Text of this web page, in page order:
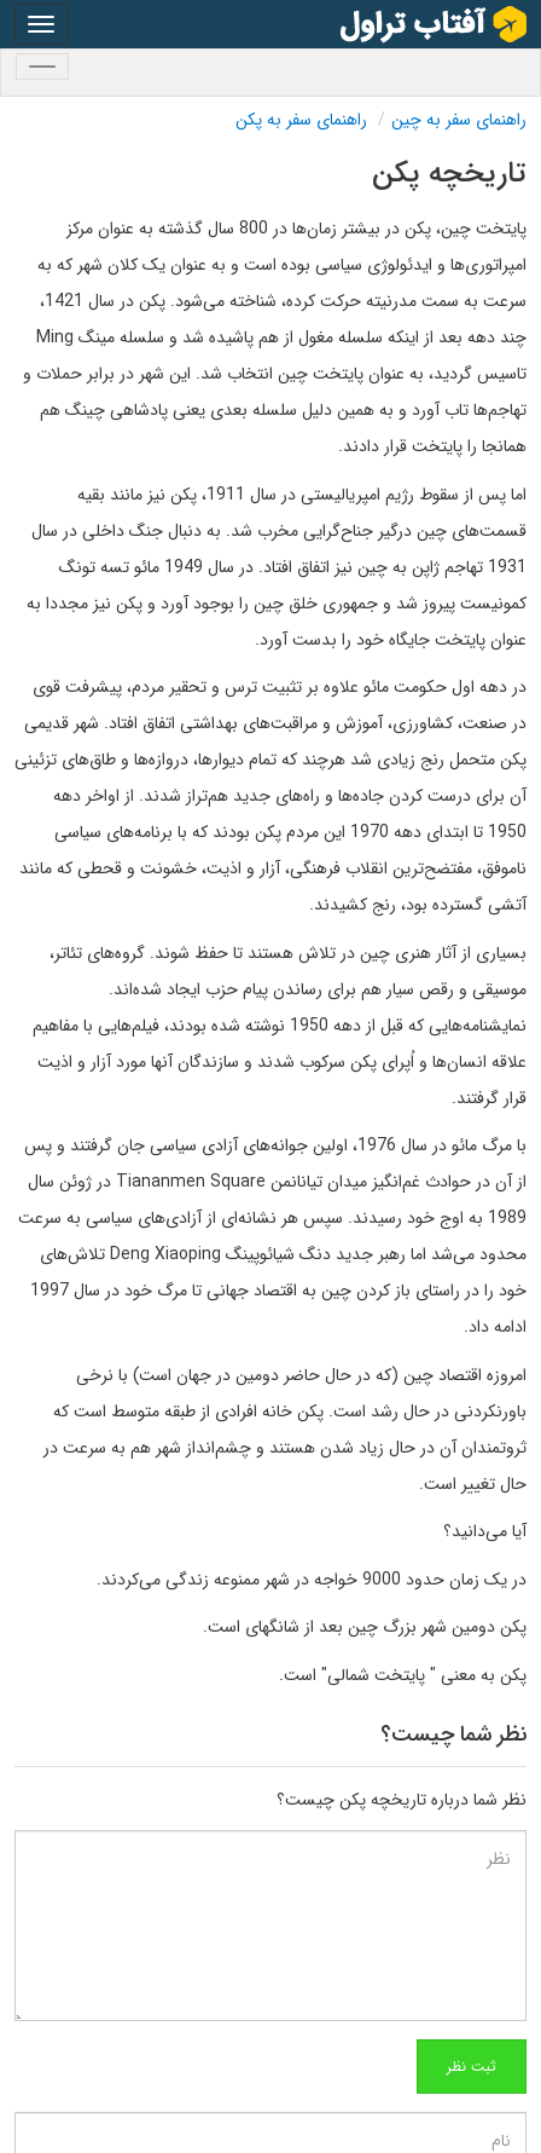
راهنمای سفر به چین راهنمای سفر به پکن
تاریخچه پکن
پایتخت چین، پکن در بیشتر زمان‌ها در 800 سال گذشته به عنوان مرکز
امپراتوری‌ها و ایدئولوژی سیاسی بوده است و به عنوان یک کلان شهر که به
سرعت به سمت مدرنیته حرکت کرده، شناخته می‌شود. پکن در سال 1421،
چند دهه بعد از اینکه سلسله مغول از هم پاشیده شد و سلسله مینگ Ming
تاسیس گردید، به عنوان پایتخت چین انتخاب شد. این شهر در برابر حملات و
تهاجم‌ها تاب آورد و به همین دلیل سلسله بعدی یعنی پادشاهی چینگ هم
همانجا را پایتخت قرار دادند.
اما پس از سقوط رژیم امپریالیستی در سال 1911، پکن نیز مانند بقیه
قسمت‌های چین درگیر جناح‌گرایی مخرب شد. به دنبال جنگ داخلی در سال
1931 تهاجم ژاپن به چین نیز اتفاق افتاد. در سال 1949 مائو تسه تونگ
کمونیست پیروز شد و جمهوری خلق چین را بوجود آورد و پکن نیز مجددا به
عنوان پایتخت جایگاه خود را بدست آورد.
در دهه اول حکومت مائو علاوه بر تثبیت ترس و تحقیر مردم، پیشرفت قوی
در صنعت، کشاورزی، آموزش و مراقبت‌های بهداشتی اتفاق افتاد. شهر قدیمی
پکن متحمل رنج زیادی شد هرچند که تمام دیوارها، دروازه‌ها و طاق‌های تزئینی
آن برای درست کردن جاده‌ها و راه‌های جدید هم‌تراز شدند. از اواخر دهه
1950 تا ابتدای دهه 1970 این مردم پکن بودند که با برنامه‌های سیاسی
ناموفق، مفتضح‌ترین انقلاب فرهنگی، آزار و اذیت، خشونت و قحطی که مانند
آتشی گسترده بود، رنج کشیدند.
بسیاری از آثار هنری چین در تلاش هستند تا حفظ شوند. گروه‌های تئاتر،
موسیقی و رقص سیار هم برای رساندن پیام حزب ایجاد شده‌اند.
نمایشنامه‌هایی که قبل از دهه 1950 نوشته شده بودند، فیلم‌هایی با مفاهیم
علاقه انسان‌ها و اُپرای پکن سرکوب شدند و سازندگان آنها مورد آزار و اذیت
قرار گرفتند.
با مرگ مائو در سال 1976، اولین جوانه‌های آزادی سیاسی جان گرفتند و پس
از آن در حوادث غم‌انگیز میدان تیانانمن Tiananmen Square در ژوئن سال
1989 به اوج خود رسیدند. سپس هر نشانه‌ای از آزادی‌های سیاسی به سرعت
محدود می‌شد اما رهبر جدید دنگ شیائوپینگ Deng Xiaoping تلاش‌های
خود را در راستای باز کردن چین به اقتصاد جهانی تا مرگ خود در سال 1997
ادامه داد.
امروزه اقتصاد چین (که در حال حاضر دومین در جهان است) با نرخی
باورنکردنی در حال رشد است. پکن خانه افرادی از طبقه متوسط است که
ثروتمندان آن در حال زیاد شدن هستند و چشم‌انداز شهر هم به سرعت در
حال تغییر است.
آیا می‌دانید؟
در یک زمان حدود 9000 خواجه در شهر ممنوعه زندگی می‌کردند.
پکن دومین شهر بزرگ چین بعد از شانگهای است.
پکن به معنی " پایتخت شمالی" است.
نظر شما چیست؟
نظر شما درباره تاریخچه پکن چیست؟